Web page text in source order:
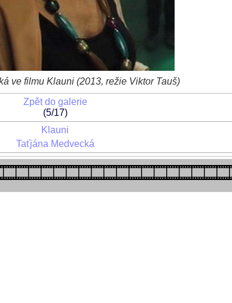
ve filmu Klauni (2013, režie Viktor Tauš)
Zpět do galerie
(5/17)
Klauni
Taťjána Medvecká